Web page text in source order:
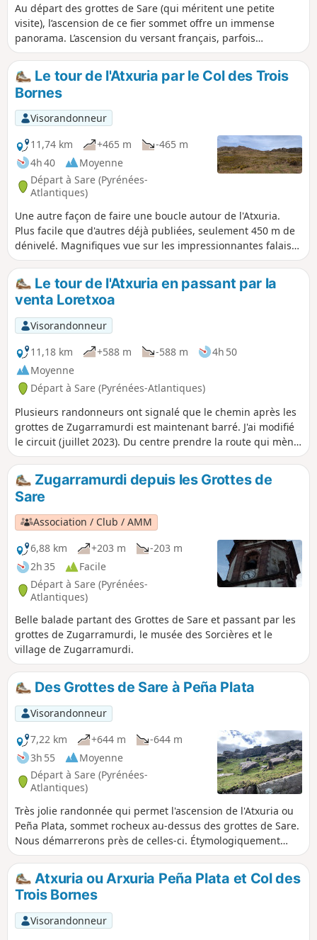
Au départ des grottes de Sare (qui méritent une petite
visite), l’ascension de ce fier sommet offre un immense
panorama. L’ascension du versant français, parfois
soutenue, vous hisse rapidement à proximité de la crête
sommitale, que vous longerez pour gagner la cime de
l’Atxuria. Le parcours se poursuit face au village de
Zugarramurdi, le village des sorcières…, avant de plonger
sur le versant espagnol. Une traversée sauvage précède
une descente plus franche revenant sur le versant français,
passant au pied de falaises constituées d’innombrables
vires aux nuances brun-rouge : surplombantes, elles
servent de refuge et de nichoir aux colonies de vautours
fauves qui survolent cet idyllique paysage pastoral. À
l’approche de la forêt, les hêtres centenaires et la
compagnie rafraîchissante des ruisseaux confèrent un air
enchanteur à ce doux vallon.
Le tour de l'Atxuria par le Col des Trois
Bornes
Visorandonneur
11,74 km
+465 m
-465 m
4h 40
Moyenne
Départ à Sare (Pyrénées-
Atlantiques)
Une autre façon de faire une boucle autour de l'Atxuria.
Plus facile que d'autres déjà publiées, seulement 450 m de
dénivelé. Magnifiques vue sur les impressionnantes falaises
de l'Atxuria. Certains passages difficiles, voir les avis
Le tour de l'Atxuria en passant par la
venta Loretxoa
Visorandonneur
11,18 km
+588 m -588 m
4h 50
Moyenne
Départ à Sare (Pyrénées-Atlantiques)
Plusieurs randonneurs ont signalé que le chemin après les
grottes de Zugarramurdi est maintenant barré. J'ai modifié
le circuit (juillet 2023). Du centre prendre la route qui mène
au cimetière. Superbe randonnée qui permet d'éviter la
montée au sommet qui peut être épuisante et pas évidente
à trouver .Randonnée que j'ai déjà mise sur visorando .On
longera les magnifiques et impressionnantes falaises de
l'Atxuria. Par ce côté Sud, la randonnée avec un dénivelé
moindre et quelques hectomètres de plus deviennent
bucoliques.
Zugarramurdi depuis les Grottes de
Sare
Association / Club / AMM
6,88 km
+203 m
-203 m
2h 35
Facile
Départ à Sare (Pyrénées-
Atlantiques)
Belle balade partant des Grottes de Sare et passant par les
grottes de Zugarramurdi, le musée des Sorcières et le
village de Zugarramurdi.
Des Grottes de Sare à Peña Plata
Visorandonneur
7,22 km
+644 m
-644 m
3h 55
Moyenne
Départ à Sare (Pyrénées-
Atlantiques)
Très jolie randonnée qui permet l'ascension de l'Atxuria ou
Peña Plata, sommet rocheux au-dessus des grottes de Sare.
Nous démarrerons près de celles-ci. Étymologiquement
parlant Atxuria vient de aitz-xuria «la roche blanche». Au
Sud, on l'appelle Peña Plata, soit le sommet rocheux
d'argent, qui provient de la couleur claire de la roche
lorsque le soleil l’éclaire. Ce sommet est un sommet
frontalier. Nous serons en Espagne lors de cette randonnée
dans la partie qui contourne le sommet.
Atxuria ou Arxuria Peña Plata et Col des
Trois Bornes
Visorandonneur